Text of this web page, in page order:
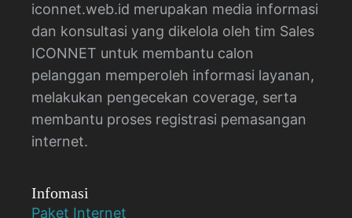
iconnet.web.id merupakan media informasi
dan konsultasi yang dikelola oleh tim Sales
ICONNET untuk membantu calon
pelanggan memperoleh informasi layanan,
melakukan pengecekan coverage, serta
membantu proses registrasi pemasangan
internet.
Infomasi
Paket Internet